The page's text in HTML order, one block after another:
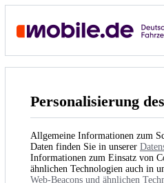
Personalisierung
Allgemeine Informationen zum
Daten finden Sie in unserer
Informationen zum Einsatz von
ähnlichen Technologien auch in
Web-Beacons und ähnlichen